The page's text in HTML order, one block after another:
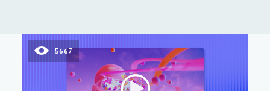
5667